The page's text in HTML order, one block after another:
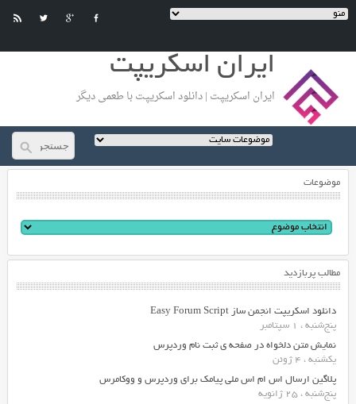
ایران اسکریپت
ایران اسکریپت | دانلود اسکریپت با طعمی دیگر
موضوعات
مطالب پربازدید
دانلود اسکریپت انجمن ساز Easy Forum Script
پنج‌شنبه ، 1 سپتامبر
نمایش متن دلخواه در صفحه ی ثبت نام وردپرس
یکشنبه ، 4 ژوئن
پلاگین ارسال اس ام اس ملی پیامک برای وردپرس و ووکامرس
پنج‌شنبه ، 25 ژانویه